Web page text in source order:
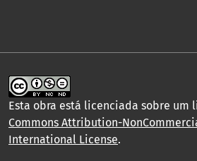
Esta obra está licenciada sobre um
Commons Attribution-
International License.